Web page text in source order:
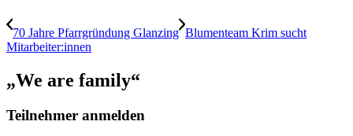
70 Jahre Pfarrgründung Glanzing Blumenteam Krim sucht
Mitarbeiter:innen
„We are family“
Teilnehmer anmelden